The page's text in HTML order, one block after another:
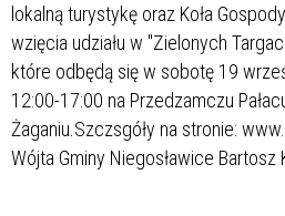
lokalną turystykę oraz Koła
wzięcia udziału w "Zielonych
które odbędą się w sobotę 19
12:00-17:00 na Przedzamczu
Żaganiu.Szczsgóły na stronie:
Wójta Gminy Niegosławice Bartosz